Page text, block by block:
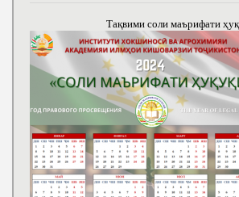
Тақвими соли маърифати